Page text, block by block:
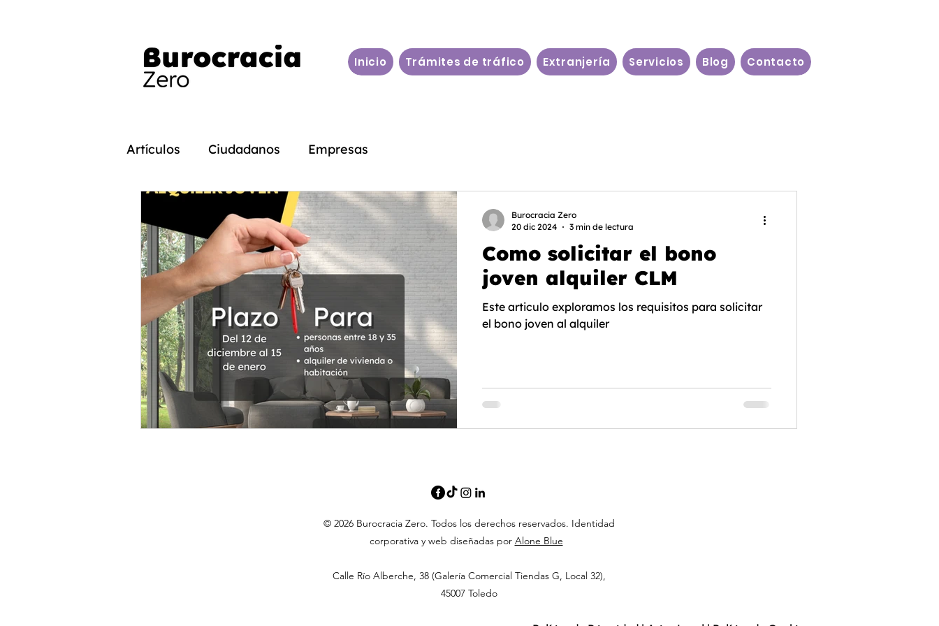
Inicio Trámites de tráfico Extranjería Servicios Blog Contacto
Artículos Ciudadanos Empresas
Como solicitar el bono
joven alquiler CLM
Este articulo exploramos los requisitos para solicitar
el bono joven al alquiler
Burocracia Zero
20 dic 2024
3 min de lectura
© 2026 Burocracia Zero. Todos los derechos reservados. Identidad
corporativa y web diseñadas por Alone Blue
Calle Río Alberche, 38 (Galería Comercial Tiendas G, Local 32),
45007 Toledo